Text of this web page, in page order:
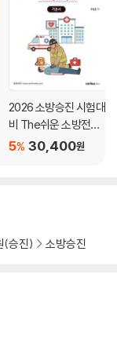
2026 소방승진 시험대
비 The쉬운 소방전술
(중) 기본서
30,400원
5%
(승진) 소방승진